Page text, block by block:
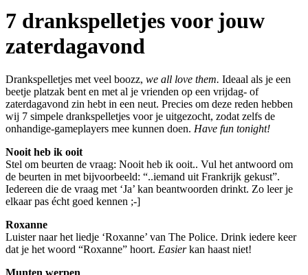
7 drankspelletjes voor jouw
zaterdagavond
Drankspelletjes met veel boozz, we all love them. Ideaal als je een
beetje platzak bent en met al je vrienden op een vrijdag- of
zaterdagavond zin hebt in een neut. Precies om deze reden hebben
wij 7 simpele drankspelletjes voor je uitgezocht, zodat zelfs de
onhandige-gameplayers mee kunnen doen. Have fun tonight!
Nooit heb ik ooit
Stel om beurten de vraag: Nooit heb ik ooit.. Vul het antwoord om
de beurten in met bijvoorbeeld: “..iemand uit Frankrijk gekust”.
Iedereen die de vraag met ‘Ja’ kan beantwoorden drinkt. Zo leer je
elkaar pas écht goed kennen ;-]
Roxanne
Luister naar het liedje ‘Roxanne’ van The Police. Drink iedere keer
dat je het woord “Roxanne” hoort. Easierkan haast niet!